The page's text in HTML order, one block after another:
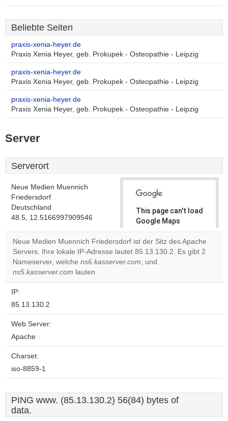
Beliebte Seiten
praxis-xenia-heyer.de
Praxis Xenia Heyer, geb. Prokupek - Osteopathie - Leipzig
praxis-xenia-heyer.de
Praxis Xenia Heyer, geb. Prokupek - Osteopathie - Leipzig
praxis-xenia-heyer.de
Praxis Xenia Heyer, geb. Prokupek - Osteopathie - Leipzig
Server
Serverort
Neue Medien Muennich
Friedersdorf
Deutschland
48.5, 12.5166997909546
This page can't load
Google Maps
correctly.
Do you
own this
Neue Medien Muennich Friedersdorf ist der Sitz des Apache
Servers. Ihre lokale IP-Adresse lautet 85.13.130.2. Es gibt 2
Nameserver, welche ns6.kasserver.com, und
ns5.kasserver.com lauten.
IP:
85.13.130.2
Web Server:
Apache
Charset:
iso-8859-1
PING www. (85.13.130.2) 56(84) bytes of
data.